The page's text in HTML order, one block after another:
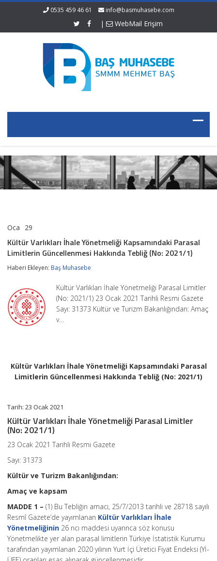
0535 459 46 61 info@basmuhasebe.com
| WebMail Erişim
Oca 29
İhale
Yönetmeliği
Parasal
Güncellenmesi
Tebliğ
(No:
2021/1)
Kültür Varlıkları İhale Yönetmeliği Kapsamındaki Parasal
Limitlerin Güncellenmesi Hakkında Tebliğ (No: 2021/1)
Haberi Ekleyen: Baş Muhasebe
Kültür Varlıkları İhale Yönetmeliği Parasal Limitler
(No: 2021/1) 23 Ocak 2021 Tarihli Resmi Gazete
Sayı: 31373 Kültür ve Turizm Bakanlığından: Amaç
v…
Kültür Varlıkları İhale Yönetmeliği Kapsamındaki Parasal
Limitlerin Güncellenmesi Hakkında Tebliğ (No: 2021/1)
Tarih: 23 Ocak 2021
Kültür Varlıkları İhale Yönetmeliği Parasal Limitler
(No: 2021/1)
23 Ocak 2021 Tarihli Resmi Gazete
Sayı: 31373
Kültür ve Turizm Bakanlığından:
Amaç ve kapsam
MADDE 1 – (1) Bu Tebliğin amacı, 25/7/2013 tarihli ve 28718 sayılı
Resmî Gazete’de yayımlanan Kültür Varlıkları İhale
Yönetmeliğinin 26 ncı maddesi uyarınca söz konusu
Yönetmelikte yer alan parasal limitlerin Türkiye İstatistik Kurumu
tarafından yayımlanan 2020 yılının Yurt İçi Üretici Fiyat Endeksi (Yİ-